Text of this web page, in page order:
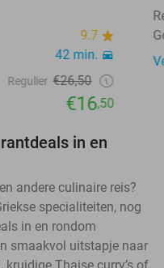
9.7
42 min.
Regulier €26,50
€16,50
in en
andere culinaire reis?
specialiteiten, nog
in en rondom
smaakvol uitstapje naar